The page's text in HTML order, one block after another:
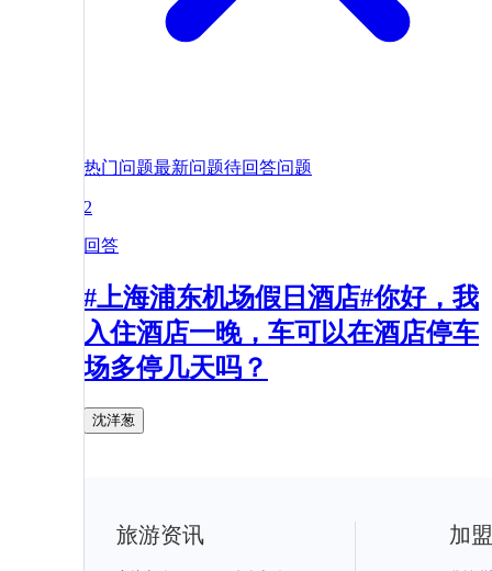
热门问题最新问题待回答问题
2
回答
#上海浦东机场假日酒店#你好，我
入住酒店一晚，车可以在酒店停车
场多停几天吗？
沈洋葱
旅游资讯 加